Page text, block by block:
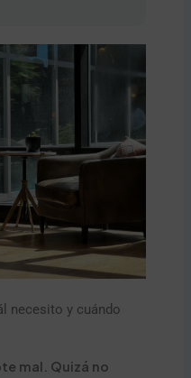
necesito y cuándo
mal. Quizá no